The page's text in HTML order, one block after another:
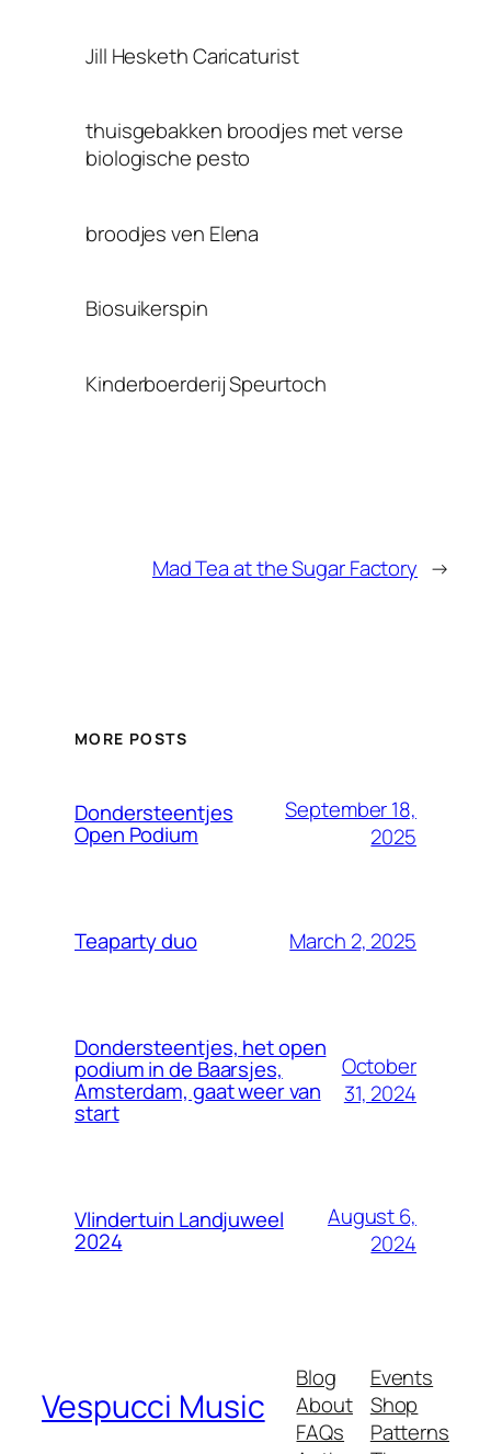
Jill Hesketh Caricaturist
thuisgebakken broodjes met verse
biologische pesto
broodjes ven Elena
Biosuikerspin
Kinderboerderij Speurtoch
Mad Tea at the Sugar Factory →
MORE POSTS
Dondersteentjes
Open Podium
September 18,
2025
Teaparty duo March 2, 2025
Dondersteentjes, het open
podium in de Baarsjes,
Amsterdam, gaat weer van
start
October
31, 2024
Vlindertuin Landjuweel
2024
August 6,
2024
Vespucci Music
Blog
About
FAQs
Events
Shop
Patterns